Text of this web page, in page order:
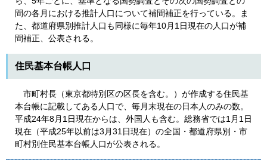
間の各月における推計人口について補間補正を行っている。ま
た、都道府県別推計人口も同様に毎年10月1日現在の人口が補
間補正、公表される。
住民基本台帳人口
市町村長（東京都特別区の区長を含む。）が作成する住民基
本台帳に記載してある人口で、毎月末現在の日本人のみの数。
平成24年8月1日現在からは、外国人も含む。総務省では1月1日
現在（平成25年以前は3月31日現在）の全国・都道府県別・市
町村別住民基本台帳人口が公表される。